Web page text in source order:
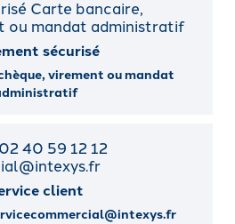
sécurisé
virement ou mandat
client